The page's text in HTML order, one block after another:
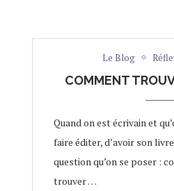
Le Blog
COMMENT
Quand on est écrivain et
faire éditer, d’avoir son
question qu’on se poser :
trouver …